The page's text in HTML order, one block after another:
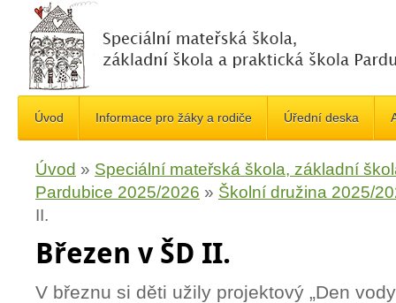
Úvod Informace pro žáky a rodiče Úřední deska
Úvod » Speciální mateřská škola, základní
Pardubice 2025/2026 » Školní družina 2025/
II.
Březen v ŠD II.
V březnu si děti užily projektový „Den